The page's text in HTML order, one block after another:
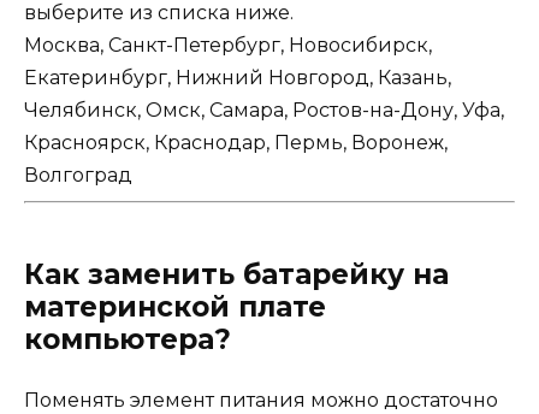
выберите из списка ниже.
Москва, Санкт-Петербург, Новосибирск,
Екатеринбург, Нижний Новгород, Казань,
Челябинск, Омск, Самара, Ростов-на-Дону, Уфа,
Красноярск, Краснодар, Пермь, Воронеж,
Волгоград
Как заменить батарейку на
материнской плате
компьютера?
Поменять элемент питания можно достаточно